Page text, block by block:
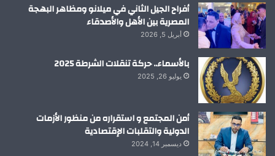
أفراح الجيل الثاني في ميلانو ومظاهر البهجة
المصرية بين الأهل والأصدقاء
أبريل 5, 2026
بالأسماء.. حركة تنقلات الشرطة 2025
يوليو 26, 2025
أمن المجتمع و استقراره من منظور الأزمات
الدولية والتقلبات الإقتصادية
ديسمبر 14, 2024